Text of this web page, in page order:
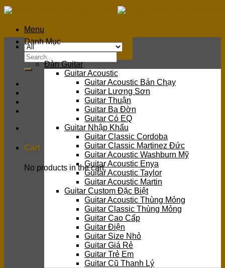
Skip
to
contentMenu
Search
for:
Cart
No products in the cart.
Danh Mục
Đàn Guitar
Guitar Acoustic
Guitar Acoustic Bán Chạy
Guitar Lương Sơn
Guitar Thuận
Guitar Ba Đờn
Guitar Có EQ
Guitar Nhập Khẩu
Guitar Classic Cordoba
Guitar Classic Martinez Đức
Guitar Acoustic Washburn Mỹ
Guitar Acoustic Enya
Guitar Acoustic Taylor
Guitar Acoustic Martin
Guitar Custom Đặc Biệt
Guitar Acoustic Thùng Mỏng
Guitar Classic Thùng Mỏng
Guitar Cao Cấp
Guitar Điện
Guitar Size Nhỏ
Guitar Giá Rẻ
Guitar Trẻ Em
Guitar Cũ Thanh Lý